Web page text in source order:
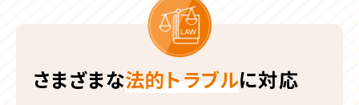
さまざまな法的トラブルに対応